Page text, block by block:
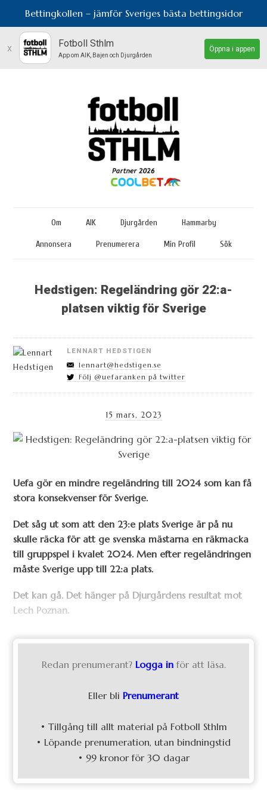
Bettingkollen – jämför Sveriges bästa bettingsidor
x Fotboll Sthlm
App om AIK, Bajen och Djurgården
Öppna i appen
Om AIK Djurgården Hammarby
Annonsera Prenumerera Min Profil Sök
Hedstigen: Regeländring gör 22:a-
platsen viktig för Sverige
LENNART HEDSTIGEN
lennart@hedstigen.se
Följ @uefaranken på twitter
15 mars, 2023
Uefa gör en mindre regeländring till 2024 som kan få
stora konsekvenser för Sverige.
Det såg ut som att den 23:e plats Sverige är på nu
skulle räcka för att ge svenska mästarna en räkmacka
till gruppspel i kvalet 2024. Men efter regeländringen
måste Sverige upp till 22:a plats.
Det kan gå. Det hänger på Djurgårdens resultat mot
Lech Poznan.
Redan prenumerant? Logga in för att läsa.
Eller bli Prenumerant
• Tillgång till allt material på Fotboll Sthlm
• Löpande prenumeration, utan bindningstid
• 99 kronor för 30 dagar